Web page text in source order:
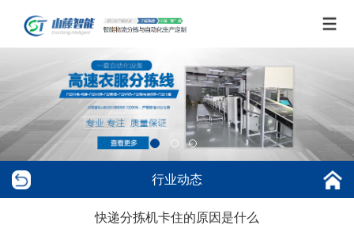
行业动态
快递分拣机卡住的原因是什么